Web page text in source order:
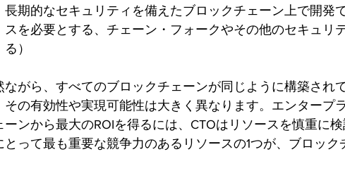
長期的なセキュリティを備えたブロックチェーン上で開発
スを必要とする、チェーン・フォークやその他のセキュリ
る）
ながら、すべてのブロックチェーンが同じように構築され
その有効性や実現可能性は大きく異なります。エンタープ
ーンから最大のROIを得るには、CTOはリソースを慎重に
とって最も重要な競争力のあるリソースの1つが、ブロック